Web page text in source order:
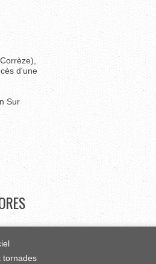
d'une
Sur
tornades